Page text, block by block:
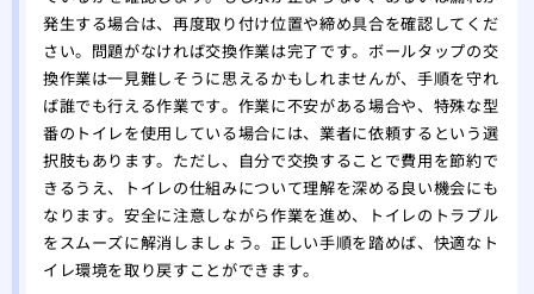
発生する場合は、再度取り付け位置や締め具合を確認してくだ
さい。問題がなければ交換作業は完了です。ボールタップの交
換作業は一見難しそうに思えるかもしれませんが、手順を守れ
ば誰でも行える作業です。作業に不安がある場合や、特殊な型
番のトイレを使用している場合には、業者に依頼するという選
択肢もあります。ただし、自分で交換することで費用を節約で
きるうえ、トイレの仕組みについて理解を深める良い機会にも
なります。安全に注意しながら作業を進め、トイレのトラブル
をスムーズに解消しましょう。正しい手順を踏めば、快適なト
イレ環境を取り戻すことができます。